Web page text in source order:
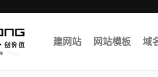
建网站 网站模板 域